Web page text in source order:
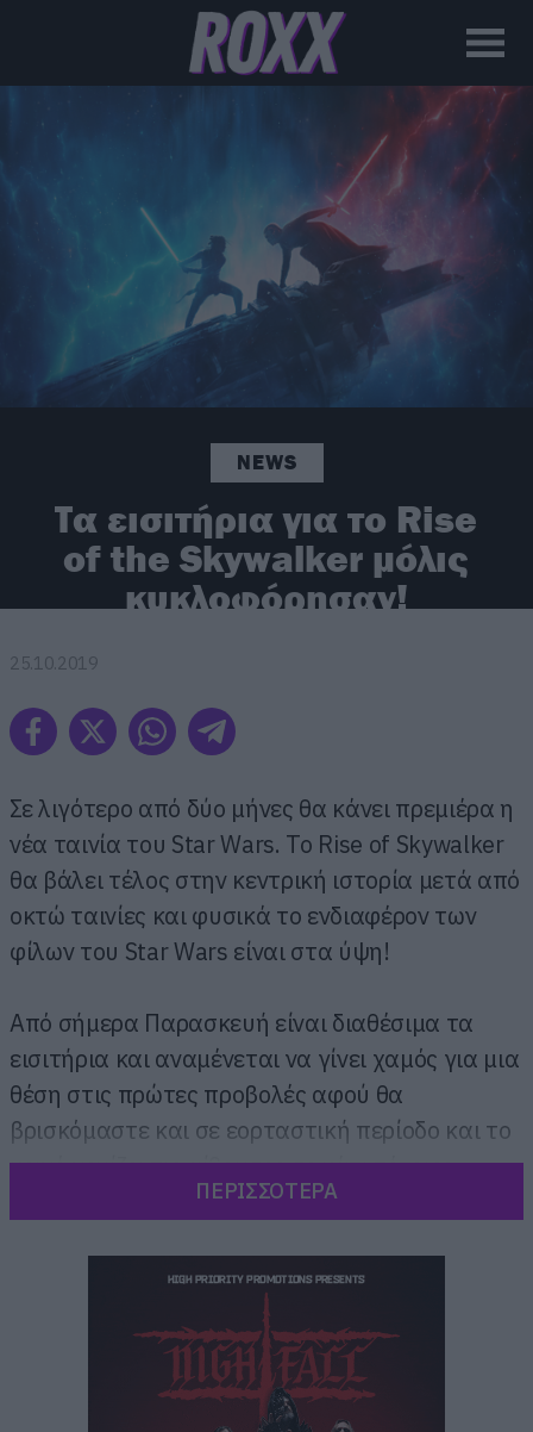
NEWS
Τα εισιτήρια για το Rise
of the Skywalker μόλις
κυκλοφόρησαν!
25.10.2019
Σε λιγότερο από δύο μήνες θα κάνει πρεμιέρα η
νέα ταινία του Star Wars. Το Rise of Skywalker
θα βάλει τέλος στην κεντρική ιστορία μετά από
οκτώ ταινίες και φυσικά το ενδιαφέρον των
φίλων του Star Wars είναι στα ύψη!
Από σήμερα Παρασκευή είναι διαθέσιμα τα
εισιτήρια και αναμένεται να γίνει χαμός για μια
θέση στις πρώτες προβολές αφού θα
βρισκόμαστε και σε εορταστική περίοδο και το
κοινό γεμίζει τις αίθουσες σε κάτι τέτοιες
ΠΕΡΙΣΣΟΤΕΡΑ